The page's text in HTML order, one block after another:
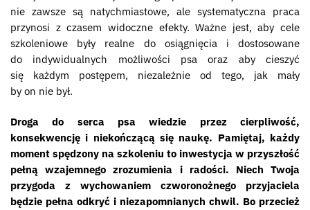
nie zawsze są natychmiastowe, ale systematyczna praca
przynosi z czasem widoczne efekty. Ważne jest, aby cele
szkoleniowe były realne do osiągnięcia i dostosowane
do indywidualnych możliwości psa oraz aby cieszyć
się każdym postępem, niezależnie od tego, jak mały
by on nie był.
Droga do serca psa wiedzie przez cierpliwość,
konsekwencję i niekończącą się naukę. Pamiętaj, każdy
moment spędzony na szkoleniu to inwestycja w przyszłość
pełną wzajemnego zrozumienia i radości. Niech Twoja
przygoda z wychowaniem czworonożnego przyjaciela
będzie pełna odkryć i niezapomnianych chwil. Bo przecież